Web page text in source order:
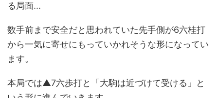
る局面...
数手前まで安全だと思われていた先手側が6六桂打
から一気に寄せにもっていかれそうな形になってい
ます。
本局では▲7六歩打と「大駒は近づけて受ける」と